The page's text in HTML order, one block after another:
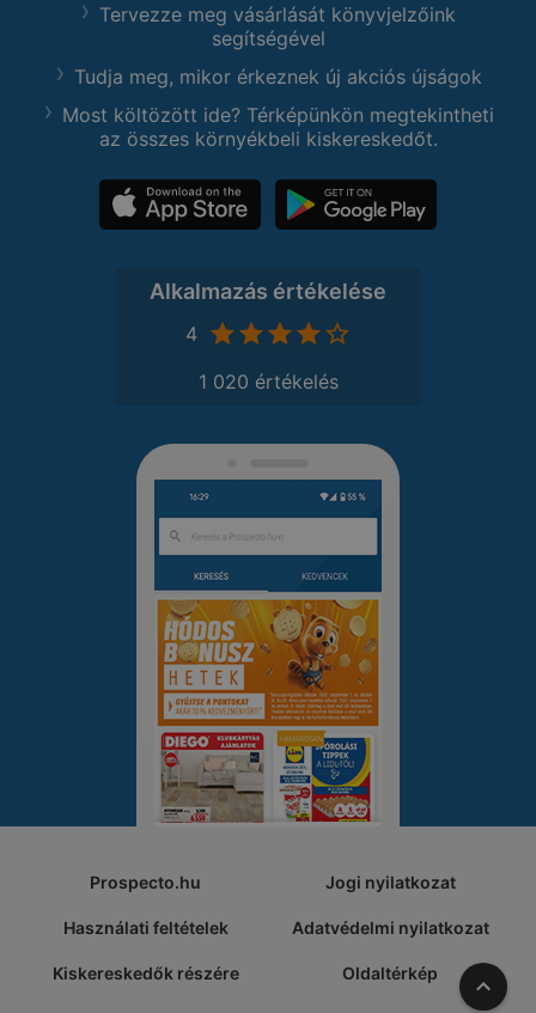
Tervezze meg vásárlását könyvjelzőink
segítségével
Tudja meg, mikor érkeznek új akciós újságok
Most költözött ide? Térképünkön megtekintheti
az összes környékbeli kiskereskedőt.
Alkalmazás értékelése
4
1 020 értékelés
Prospecto.hu Jogi nyilatkozat
Használati feltételek Adatvédelmi nyilatkozat
Kiskereskedők részére Oldaltérkép A